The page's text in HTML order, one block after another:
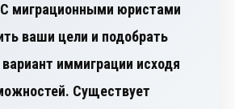
С миграционными юристами
ваши цели и подобрать
иммиграции исходя
из ваших возможностей. Существует